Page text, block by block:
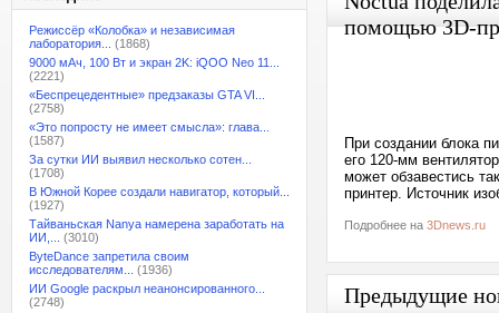
Режиссёр «Колобка» и независимая
лаборатория...
(1868)
9000 мАч, 100 Вт и экран 2K: iQOO Neo 11...
(2221)
«Беспрецедентные» предзаказы GTA VI...
(2758)
«Это попросту не имеет смысла»: глава...
(1587)
За сутки ИИ выявил несколько сотен...
(1708)
В Южной Корее создали навигатор, который...
(1927)
Тайваньская Nanya намерена заработать на
ИИ,...
(3010)
ByteDance запретила своим
исследователям...
(1936)
ИИ Google раскрыл неанонсированного...
(2748)
помощью 3D-
При создании блока
его 120-мм
может обзавестись
принтер. Источник
Подробнее на 3Dnews.ru
Предыдущие